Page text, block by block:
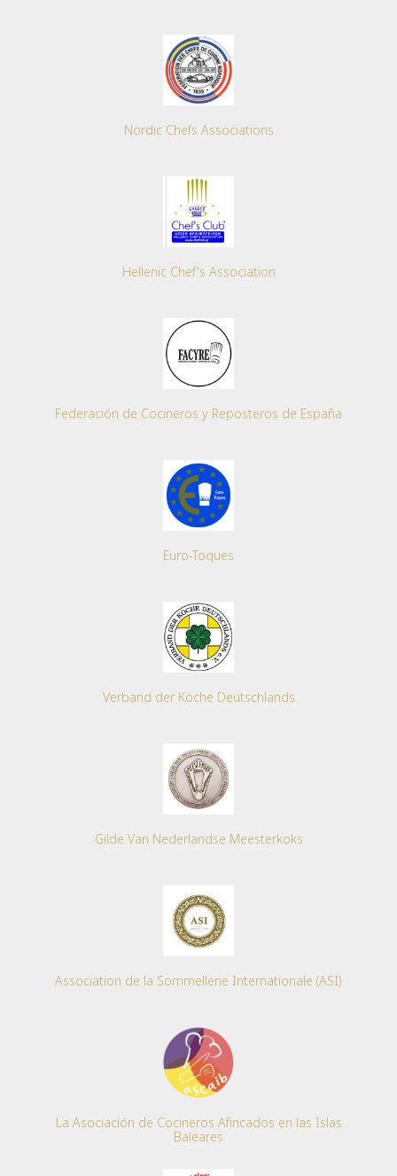
Nordic Chefs Associations
Hellenic Chef's Association
Federación de Cocineros y Reposteros de España
Euro-Toques
Verband der Köche Deutschlands
Gilde Van Nederlandse Meesterkoks
Association de la Sommellerie Internationale (ASI)
La Asociación de Cocineros Afincados en las Islas
Baleares